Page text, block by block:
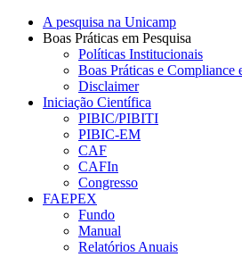
A pesquisa na Unicamp
Boas Práticas em Pesquisa
Políticas Institucionais
Boas Práticas e Compliance
Disclaimer
Iniciação Científica
PIBIC/PIBITI
PIBIC-EM
CAF
CAFIn
Congresso
FAEPEX
Fundo
Manual
Relatórios Anuais